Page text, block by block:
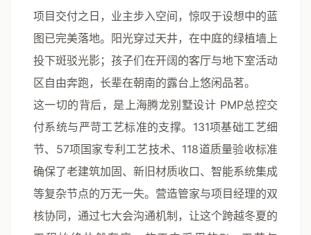
项目交付之日，业主步入空间，惊叹于设想中的蓝
图已完美落地。阳光穿过天井，在中庭的绿植墙上
投下斑驳光影；孩子们在开阔的客厅与地下室活动
区自由奔跑，长辈在朝南的露台上悠闲品茗。
这一切的背后，是上海腾龙别墅设计 PMP总控交
付系统与严苛工艺标准的支撑。 131项基础工艺细
节、57项国家专利工艺技术、118道质量验收标准
确保了老建筑加固、新旧材质收口、智能系统集成
等复杂节点的万无一失。营造管家与项目经理的双
核协同，通过七大会沟通机制，让这个跨越冬夏的